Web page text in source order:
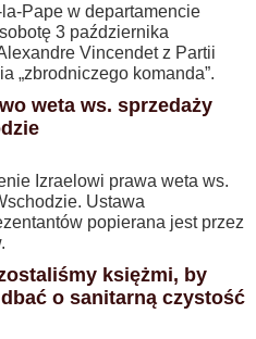
Pape w departamencie
3 października
Vincendet z Partii
„zbrodniczego komanda”.
weta ws. sprzedaży
Izraelowi prawa weta ws.
Ustawa
popierana jest przez
księżmi, by
o sanitarną czystość